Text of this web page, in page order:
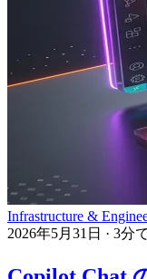
Infrastructure &
2026年5月31日 · 3分